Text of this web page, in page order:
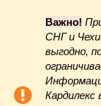
Важно!
СНГ и
выгодно,
Кардилекс